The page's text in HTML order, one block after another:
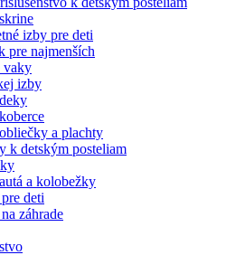
izby pre deti
pre najmenších
vaky
izby
a plachty
k detským posteliam
a kolobežky
deti
záhrade